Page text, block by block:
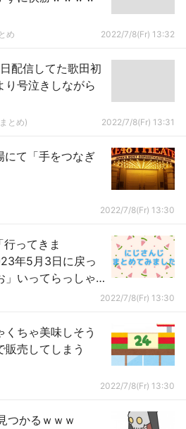
め 2022/7/8(Fr) 13:32
配信してた歌田初
り号泣きしながら
とめ) 2022/7/8(Fr) 13:31
て「手をつなぎ
2022/7/8(Fr) 13:30
ってきま
年5月3日に戻っ
」いってらっしゃ
しまったな…
2022/7/8(Fr) 13:30
ちゃ美味しそう
販売してしまう
2022/7/8(Fr) 13:30
つかるｗｗｗ